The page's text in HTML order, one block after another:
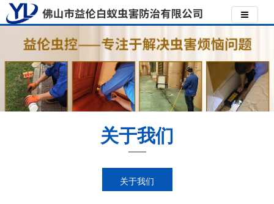
关于我们
关于我们